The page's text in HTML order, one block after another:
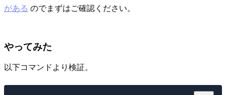
がある のでまずはご確認ください。
やってみた
以下コマンドより検証。